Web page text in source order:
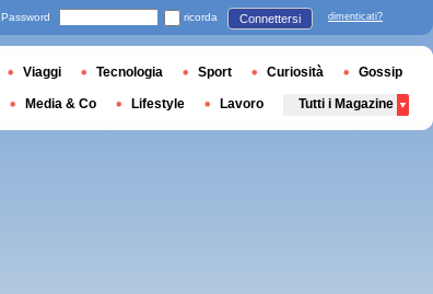
Password ricorda Connettersi dimenticati?
Viaggi Tecnologia Sport Curiosità Gossip
Media & Co Lifestyle Lavoro Tutti i Magazine